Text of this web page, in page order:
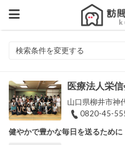
検索条件を変更する
医療法人栄
山口県柳井市神
0820-45-
健やかで豊かな毎日を送るために